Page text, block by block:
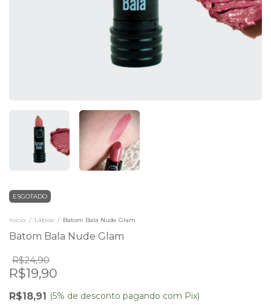
ESGOTADO
Início / Lábios / Batom Bala Nude Glam
Batom Bala Nude Glam
R$24,90
R$19,90
R$18,91 (5% de desconto pagando com Pix)